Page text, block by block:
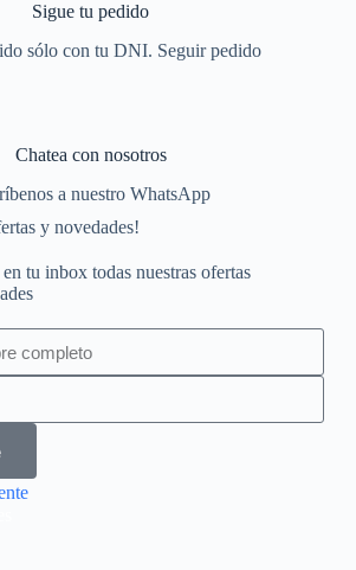
Sigue tu pedido
sólo con tu DNI. Seguir pedido
Chatea con nosotros
a nuestro WhatsApp
y novedades!
tu inbox todas nuestras ofertas